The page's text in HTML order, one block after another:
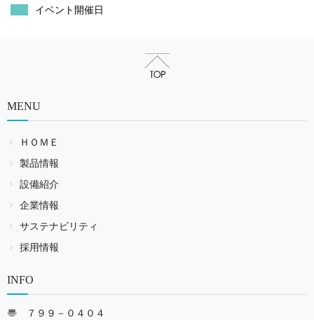
イベント開催日
MENU
ＨＯＭＥ
製品情報
設備紹介
企業情報
サステナビリティ
採用情報
INFO
〠 ７９９－０４０４